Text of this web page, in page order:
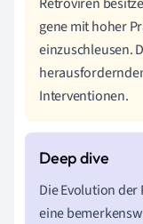
gene mit hoher
einzuschleusen.
Interventionen.
Die Evolution
eine